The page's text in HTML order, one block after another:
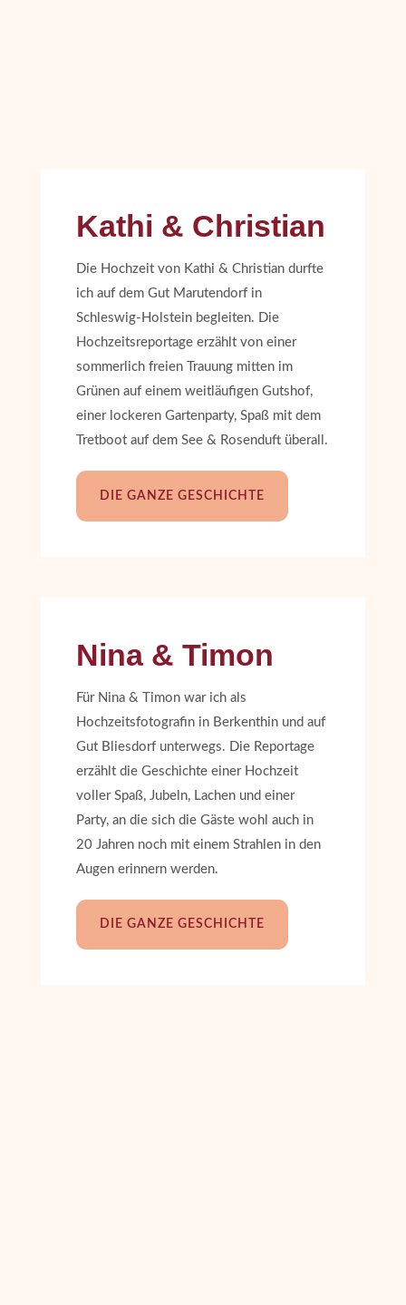
Kathi & Christian
Die Hochzeit von Kathi & Christian durfte
ich auf dem Gut Marutendorf in
Schleswig-Holstein begleiten. Die
Hochzeitsreportage erzählt von einer
sommerlich freien Trauung mitten im
Grünen auf einem weitläufigen Gutshof,
einer lockeren Gartenparty, Spaß mit dem
Tretboot auf dem See & Rosenduft überall.
DIE GANZE GESCHICHTE
Nina & Timon
Für Nina & Timon war ich als
Hochzeitsfotografin in Berkenthin und auf
Gut Bliesdorf unterwegs. Die Reportage
erzählt die Geschichte einer Hochzeit
voller Spaß, Jubeln, Lachen und einer
Party, an die sich die Gäste wohl auch in
20 Jahren noch mit einem Strahlen in den
Augen erinnern werden.
DIE GANZE GESCHICHTE